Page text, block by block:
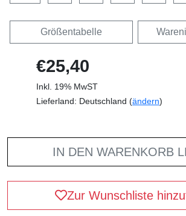
Größentabelle
€25,40
Inkl. 19% MwST
Lieferland: Deutschland (ändern)
IN DEN WARENKORB
Zur Wunschliste